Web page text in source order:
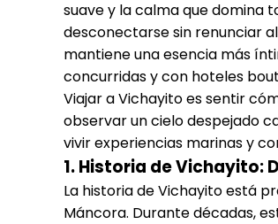
suave y la calma que domina
desconectarse sin renunciar
mantiene una esencia más
concurridas y con hoteles
Viajar a Vichayito es sentir
observar un cielo despejado
vivir experiencias marinas y
1. Historia de Vichayito:
La historia de Vichayito está
Máncora. Durante décadas,